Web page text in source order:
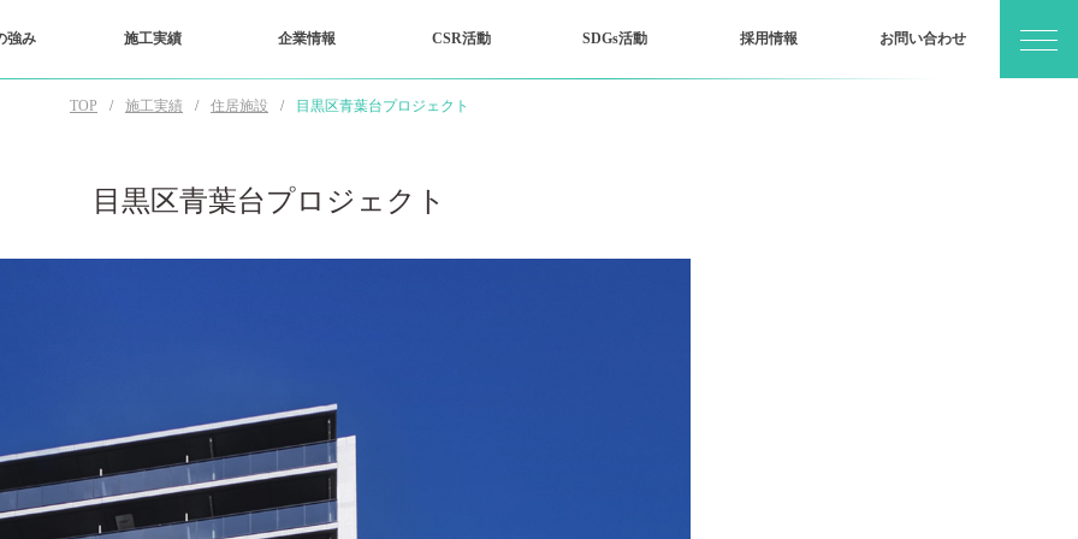
強み 施工実績 企業情報 CSR活動 SDGs活動 採用情報 お問い合わせ
TOP 施工実績 住居施設 目黒区青葉台プロジェクト
目黒区青葉台プロジェクト